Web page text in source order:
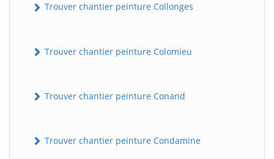
Trouver chantier peinture Collonges
Trouver chantier peinture Colomieu
Trouver chantier peinture Conand
Trouver chantier peinture Condamine